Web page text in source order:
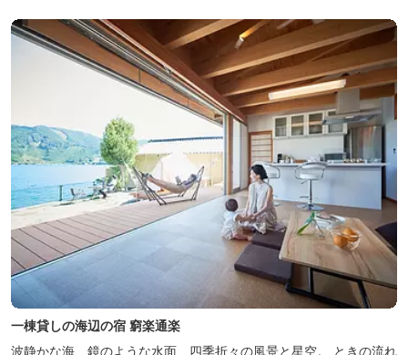
一棟貸しの海辺の宿 窮楽通楽
波静かな海、鏡のような水面、四季折々の風景と星空。 ときの流れ